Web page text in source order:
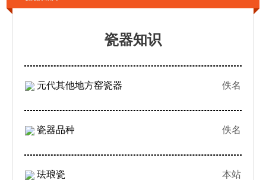
瓷器知识
元代其他地方窑瓷器 佚名
瓷器品种 佚名
珐琅瓷 本站